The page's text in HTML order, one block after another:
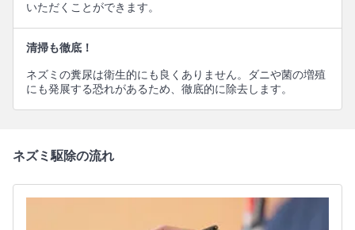
いただくことができます。
清掃も徹底！
ネズミの糞尿は衛生的にも良くありません。ダニや菌の増殖
にも発展する恐れがあるため、徹底的に除去します。
ネズミ駆除の流れ